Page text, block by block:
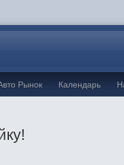
Рынок Календарь